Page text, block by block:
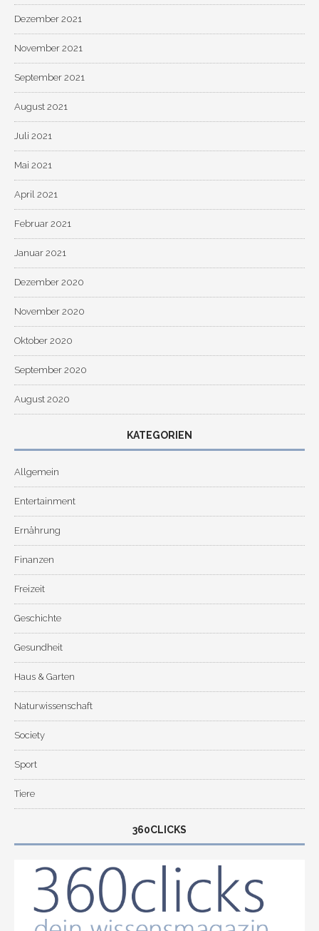
Dezember 2021
November 2021
September 2021
August 2021
Juli 2021
Mai 2021
April 2021
Februar 2021
Januar 2021
Dezember 2020
November 2020
Oktober 2020
September 2020
August 2020
KATEGORIEN
Allgemein
Entertainment
Ernährung
Finanzen
Freizeit
Geschichte
Gesundheit
Haus & Garten
Naturwissenschaft
Society
Sport
Tiere
360CLICKS